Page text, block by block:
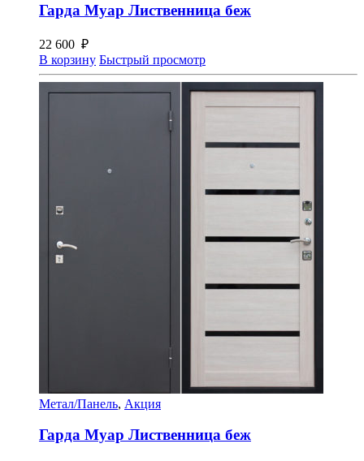
Гарда Муар Лиственница беж
22 600 ₽
В корзину Быстрый просмотр
Метал/Панель, Акция
Гарда Муар Лиственница беж